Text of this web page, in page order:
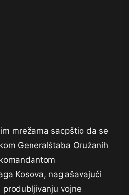
mrežama saopštio da se
Generalštaba Oružanih
Kosova, naglašavajući
vojne